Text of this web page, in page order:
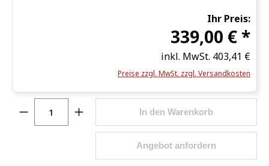
Ihr Preis:
339,00 € *
inkl. MwSt. 403,41 €
Preise zzgl. MwSt. zzgl. Versandkosten
Produkt Anzahl: Gib den gewünschten Wert
In den Warenkorb
Angebot anfordern